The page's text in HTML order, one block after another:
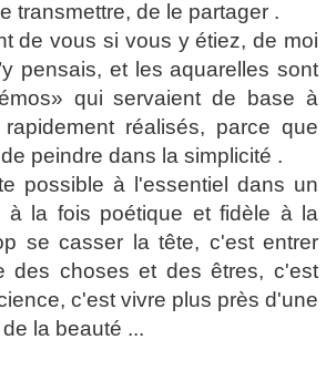
transmettre, de le partager .
de vous si vous y étiez, de moi
pensais, et les aquarelles sont
qui servaient de base à
réalisés, parce que
peindre dans la simplicité .
possible à l'essentiel dans un
à la fois poétique et fidèle à la
se casser la tête, c'est entrer
des choses et des êtres, c'est
c'est vivre plus près d'une
la beauté ...